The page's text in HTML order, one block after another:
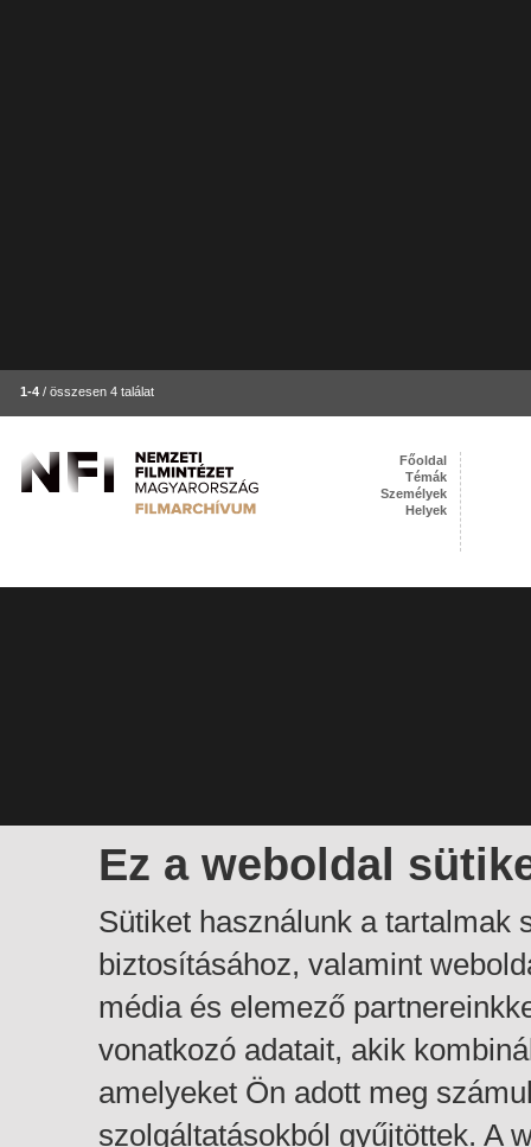
1-4 / összesen 4 találat
Ez a weboldal
Sütiket használunk a tartalmak
biztosításához, valamint
média és elemező
vonatkozó adatait, akik
amelyeket Ön adott meg
szolgáltatásokból gyűjtöttek. A
Főoldal
Témák
Személyek
Helyek